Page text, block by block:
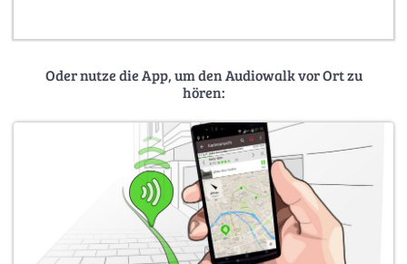
Oder nutze die App, um den Audiowalk vor Ort zu
hören: